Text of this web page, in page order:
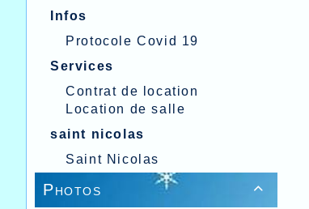
Infos
Protocole Covid 19
Services
Contrat de location
Location de salle
saint nicolas
Saint Nicolas

Photos